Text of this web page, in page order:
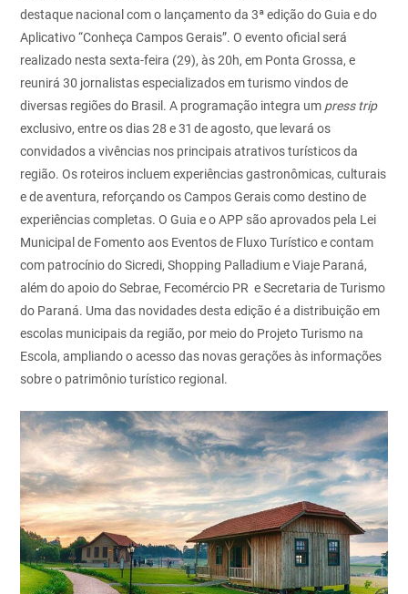
destaque nacional com o lançamentoda 3ª edição do Guia e do
Aplicativo “Conheça Campos Gerais”. O evento oficial será
realizado nesta sexta-feira (29), às 20h, em Ponta Grossa, e
reunirá 30 jornalistas especializados em turismo vindos de
diversas regiões do Brasil. A programação integra um press trip
exclusivo, entre os dias 28 e 31 de agosto, que levará os
convidados a vivências nos principais atrativos turísticos da
região. Os roteiros incluem experiências gastronômicas, culturais
e de aventura, reforçando os Campos Gerais comodestino de
experiências completas. O Guia e o APP são aprovados pela Lei
Municipal de Fomento aos Eventos de Fluxo Turístico e contam
com patrocínio do Sicredi, Shopping Palladium e Viaje Paraná,
além doapoio do Sebrae, Fecomércio PR e Secretaria de Turismo
do Paraná. Uma das novidades desta edição é a distribuição em
escolas municipais da região, por meio do Projeto Turismo na
Escola, ampliando o acesso das novas gerações às informações
sobre o patrimônio turístico regional.